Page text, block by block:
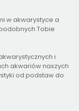
w akwarystyce a
Tobie
i
akwariów naszych
od podstaw do